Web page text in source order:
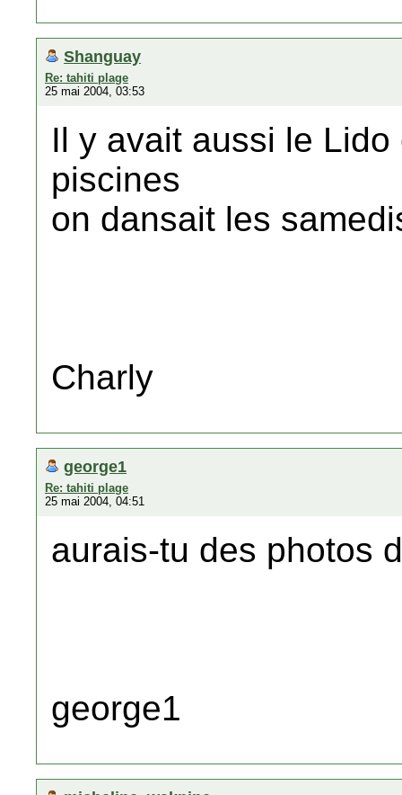
Shanguay
Re: tahiti plage
25 mai 2004, 03:53
Il y avait aussi le
piscines
on dansait les
Charly
george1
Re: tahiti plage
25 mai 2004, 04:51
aurais-tu des photos
george1